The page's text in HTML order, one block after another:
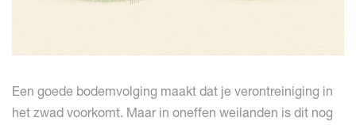
Een goede bodemvolging maakt dat je verontreiniging in
het zwad voorkomt. Maar in oneffen weilanden is dit nog